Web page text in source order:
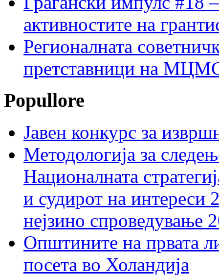
активностите на
Регионалната
претставници на МЦМС
Popullore
Јавен конкурс за
Методологија за
Националната
и судирот на интереси
нејзино спроведување
Општините на првата
посета во Холандија